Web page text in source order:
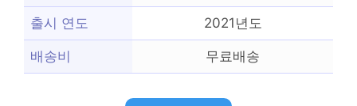
출시 연도 2021년도
배송비 무료배송